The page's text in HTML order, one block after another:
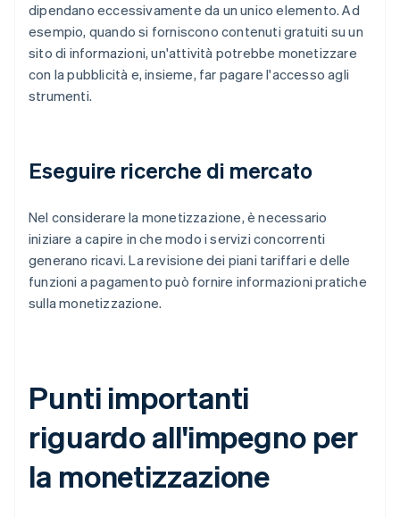
dipendano eccessivamente da un unico elemento. Ad
esempio, quando si forniscono contenuti gratuiti su un
sito di informazioni, un'attività potrebbe monetizzare
con la pubblicità e, insieme, far pagare l'accesso agli
strumenti.
Eseguire ricerche di mercato
Nel considerare la monetizzazione, è necessario
iniziare a capire in che modo i servizi concorrenti
generano ricavi. La revisione dei piani tariffari e delle
funzioni a pagamento può fornire informazioni pratiche
sulla monetizzazione.
Punti importanti
riguardo all'impegno per
la monetizzazione